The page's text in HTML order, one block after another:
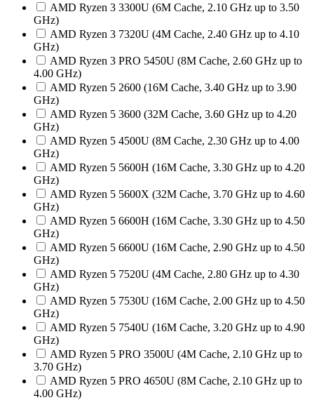
AMD Ryzen 3 3300U (6M Cache, 2.10 GHz up to 3.50
GHz)
AMD Ryzen 3 7320U (4M Cache, 2.40 GHz up to 4.10
GHz)
AMD Ryzen 3 PRO 5450U (8M Cache, 2.60 GHz up to
4.00 GHz)
AMD Ryzen 5 2600 (16M Cache, 3.40 GHz up to 3.90
GHz)
AMD Ryzen 5 3600 (32M Cache, 3.60 GHz up to 4.20
GHz)
AMD Ryzen 5 4500U (8M Cache, 2.30 GHz up to 4.00
GHz)
AMD Ryzen 5 5600H (16M Cache, 3.30 GHz up to 4.20
GHz)
AMD Ryzen 5 5600X (32M Cache, 3.70 GHz up to 4.60
GHz)
AMD Ryzen 5 6600H (16M Cache, 3.30 GHz up to 4.50
GHz)
AMD Ryzen 5 6600U (16M Cache, 2.90 GHz up to 4.50
GHz)
AMD Ryzen 5 7520U (4M Cache, 2.80 GHz up to 4.30
GHz)
AMD Ryzen 5 7530U (16M Cache, 2.00 GHz up to 4.50
GHz)
AMD Ryzen 5 7540U (16M Cache, 3.20 GHz up to 4.90
GHz)
AMD Ryzen 5 PRO 3500U (4M Cache, 2.10 GHz up to
3.70 GHz)
AMD Ryzen 5 PRO 4650U (8M Cache, 2.10 GHz up to
4.00 GHz)